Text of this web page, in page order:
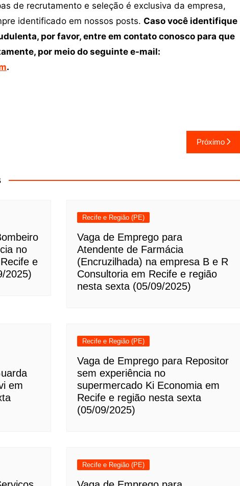
de recrutamento e seleção é exclusiva da empresa,
identificado em nossos posts. Caso você identifique
por favor, entre em contato conosco para que
por meio do seguinte e-mail:
.
Próximo
no
e
2025)
Recife e Região (PE)
Vaga de Emprego para
Atendente de Farmácia
(Encruzilhada) na empresa B e R
Consultoria em Recife e região
nesta sexta (05/09/2025)
em
Recife e Região (PE)
Vaga de Emprego para Repositor
sem experiência no
supermercado Ki Economia em
Recife e região nesta sexta
(05/09/2025)
Recife e Região (PE)